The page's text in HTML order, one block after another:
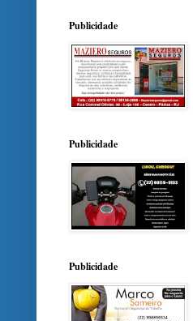
Publicidade
Publicidade
Publicidade